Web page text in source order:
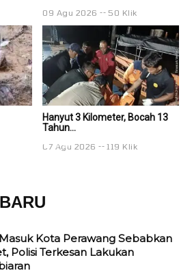
09 Agu 2026 50 Klik
Hanyut 3 Kilometer, Bocah 13
Tahun...
07 Agu 2026 119 Klik
Kota Perawang Sebabkan
Polisi Terkesan Lakukan